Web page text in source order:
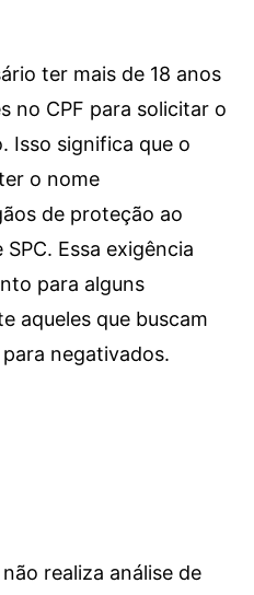
ter mais de 18 anos
no CPF para solicitar o
Isso significa que o
o nome
de proteção ao
Essa exigência
para alguns
aqueles que buscam
negativados.
realiza análise de